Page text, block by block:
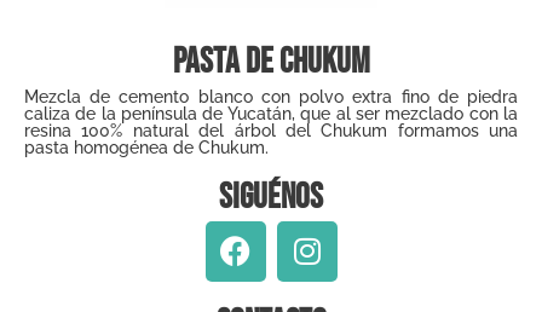
Pasta de Chukum
Mezcla de cemento blanco con polvo extra fino de piedra
caliza de la península de Yucatán, que al ser mezclado con la
resina 100% natural del árbol del Chukum formamos una
pasta homogénea de Chukum.
Siguénos